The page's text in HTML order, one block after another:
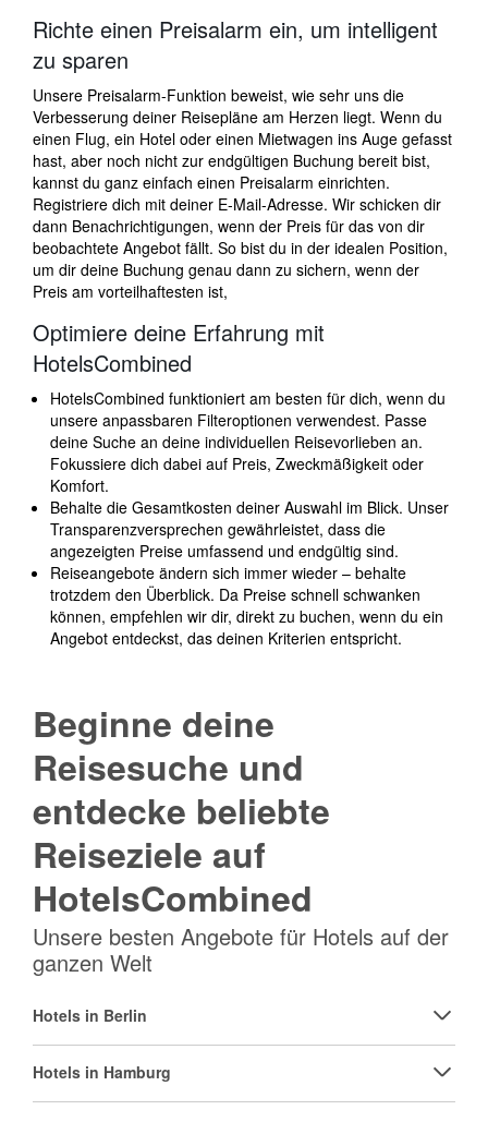
Richte einen Preisalarm ein, um intelligent
zu sparen
Unsere Preisalarm-Funktion beweist, wie sehr uns die
Verbesserung deiner Reisepläne am Herzen liegt. Wenn du
einen Flug, ein Hotel oder einen Mietwagen ins Auge gefasst
hast, aber noch nicht zur endgültigen Buchung bereit bist,
kannst du ganz einfach einen Preisalarm einrichten.
Registriere dich mit deiner E-Mail-Adresse. Wir schicken dir
dann Benachrichtigungen, wenn der Preis für das von dir
beobachtete Angebot fällt. So bist du in der idealen Position,
um dir deine Buchung genau dann zu sichern, wenn der
Preis am vorteilhaftesten ist,
Optimiere deine Erfahrung mit
HotelsCombined
HotelsCombined funktioniert am besten für dich, wenn du
unsere anpassbaren Filteroptionen verwendest. Passe
deine Suche an deine individuellen Reisevorlieben an.
Fokussiere dich dabei auf Preis, Zweckmäßigkeit oder
Komfort.
Behalte die Gesamtkosten deiner Auswahl im Blick. Unser
Transparenzversprechen gewährleistet, dass die
angezeigten Preise umfassend und endgültig sind.
Reiseangebote ändern sich immer wieder – behalte
trotzdem den Überblick. Da Preise schnell schwanken
können, empfehlen wir dir, direkt zu buchen, wenn du ein
Angebot entdeckst, das deinen Kriterien entspricht.
Beginne deine
Reisesuche und
entdecke beliebte
Reiseziele auf
HotelsCombined
Unsere besten Angebote für Hotels auf der
ganzen Welt
Hotels in Berlin
Hotels in Hamburg